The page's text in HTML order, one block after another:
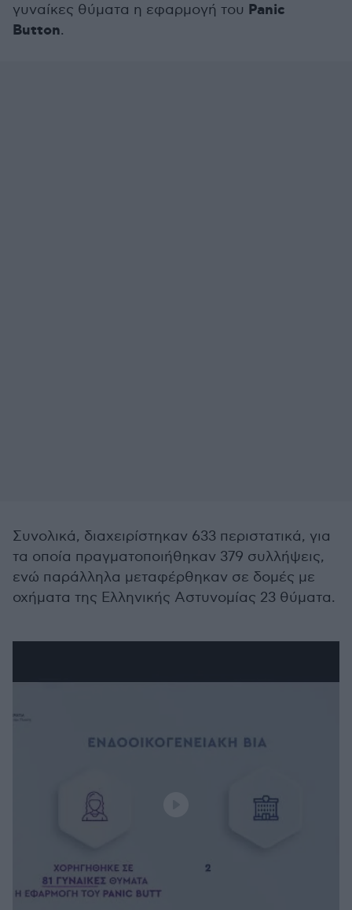
γυναίκες θύματα η εφαρμογή του Panic
Button.
Συνολικά, διαχειρίστηκαν 633 περιστατικά, για
τα οποία πραγματοποιήθηκαν 379 συλλήψεις,
ενώ παράλληλα μεταφέρθηκαν σε δομές με
οχήματα της Ελληνικής Αστυνομίας 23 θύματα.